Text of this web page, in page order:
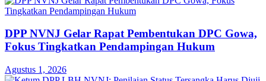
DPP NVNJ Gelar Rapat Pembentukan DPC Gowa,
Fokus Tingkatkan Pendampingan Hukum
Agustus 1, 2026